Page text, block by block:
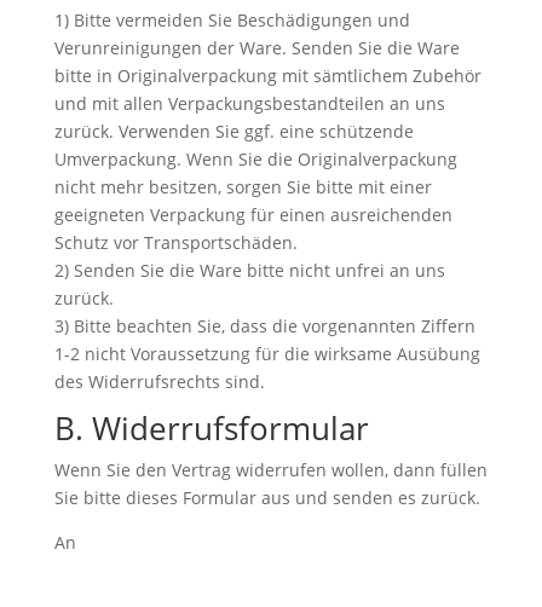
1) Bitte vermeiden Sie Beschädigungen und
Verunreinigungen der Ware. Senden Sie die Ware
bitte in Originalverpackung mit sämtlichem Zubehör
und mit allen Verpackungsbestandteilen an uns
zurück. Verwenden Sie ggf. eine schützende
Umverpackung. Wenn Sie die Originalverpackung
nicht mehr besitzen, sorgen Sie bitte mit einer
geeigneten Verpackung für einen ausreichenden
Schutz vor Transportschäden.
2) Senden Sie die Ware bitte nicht unfrei an uns
zurück.
3) Bitte beachten Sie, dass die vorgenannten Ziffern
1-2 nicht Voraussetzung für die wirksame Ausübung
des Widerrufsrechts sind.
B. Widerrufsformular
Wenn Sie den Vertrag widerrufen wollen, dann füllen
Sie bitte dieses Formular aus und senden es zurück.
An